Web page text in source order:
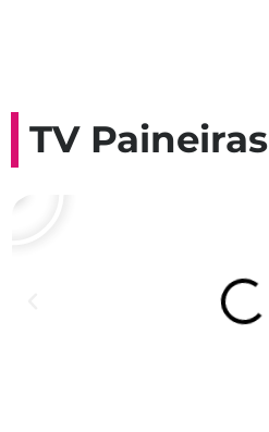
TV Paineiras